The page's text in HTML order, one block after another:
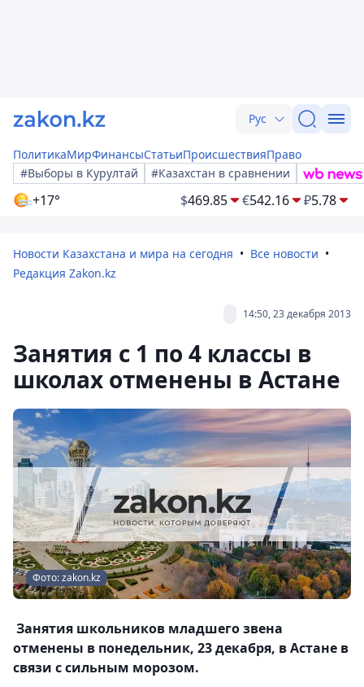
Рус
ПолитикаМирФинансыСтатьиПроисшествияПраво
#Выборы в Курултай
#Казахстан в сравнении
+17° $469.85 €542.16 ₽5.78
Новости Казахстана и мира на сегодня
Все новости
Редакция Zakon.kz
14:50, 23 декабря 2013
Занятия с 1 по 4 классы в
школах отменены в Астане
Фото: zakon.kz
Занятия школьников младшего звена
отменены в понедельник, 23 декабря, в Астане в
связи с сильным морозом.